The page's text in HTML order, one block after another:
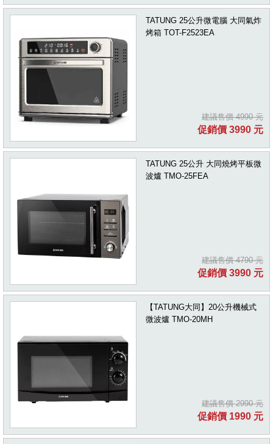
TATUNG 25公升微電腦 大同氣炸
烤箱 TOT-F2523EA
建議售價 4990 元
促銷價 3990 元
TATUNG 25公升 大同燒烤平板微
波爐 TMO-25FEA
建議售價 4790 元
促銷價 3990 元
【TATUNG大同】20公升機械式
微波爐 TMO-20MH
建議售價 2990 元
促銷價 1990 元